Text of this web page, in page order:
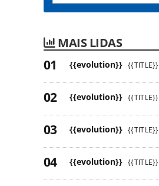
MAIS LIDAS
{{evolution}} {{TITLE}}
{{evolution}} {{TITLE}}
{{evolution}} {{TITLE}}
{{evolution}} {{TITLE}}